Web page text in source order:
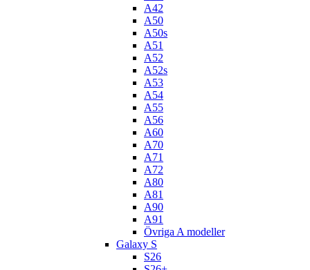
A42
A50
A50s
A51
A52
A52s
A53
A54
A55
A56
A60
A70
A71
A72
A80
A81
A90
A91
Övriga A modeller
Galaxy S
S26